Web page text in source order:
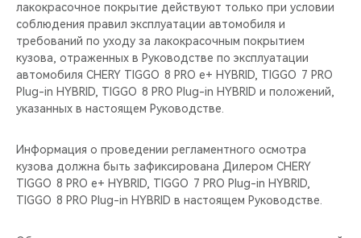
лакокрасочное покрытие действуют только при условии
соблюдения правил эксплуатации автомобиля и
требований по уходу за лакокрасочным покрытием
кузова, отраженных в Руководстве по эксплуатации
автомобиля CHERY TIGGO 8 PRO е+ HYBRID, TIGGO 7 PRO
Plug-in HYBRID, TIGGO 8 PRO Plug-in HYBRID и положений,
указанных в настоящем Руководстве.
Информация о проведении регламентного осмотра
кузова должна быть зафиксирована Дилером CHERY
TIGGO 8 PRO е+ HYBRID, TIGGO 7 PRO Plug-in HYBRID,
TIGGO 8 PRO Plug-in HYBRID в настоящем Руководстве.